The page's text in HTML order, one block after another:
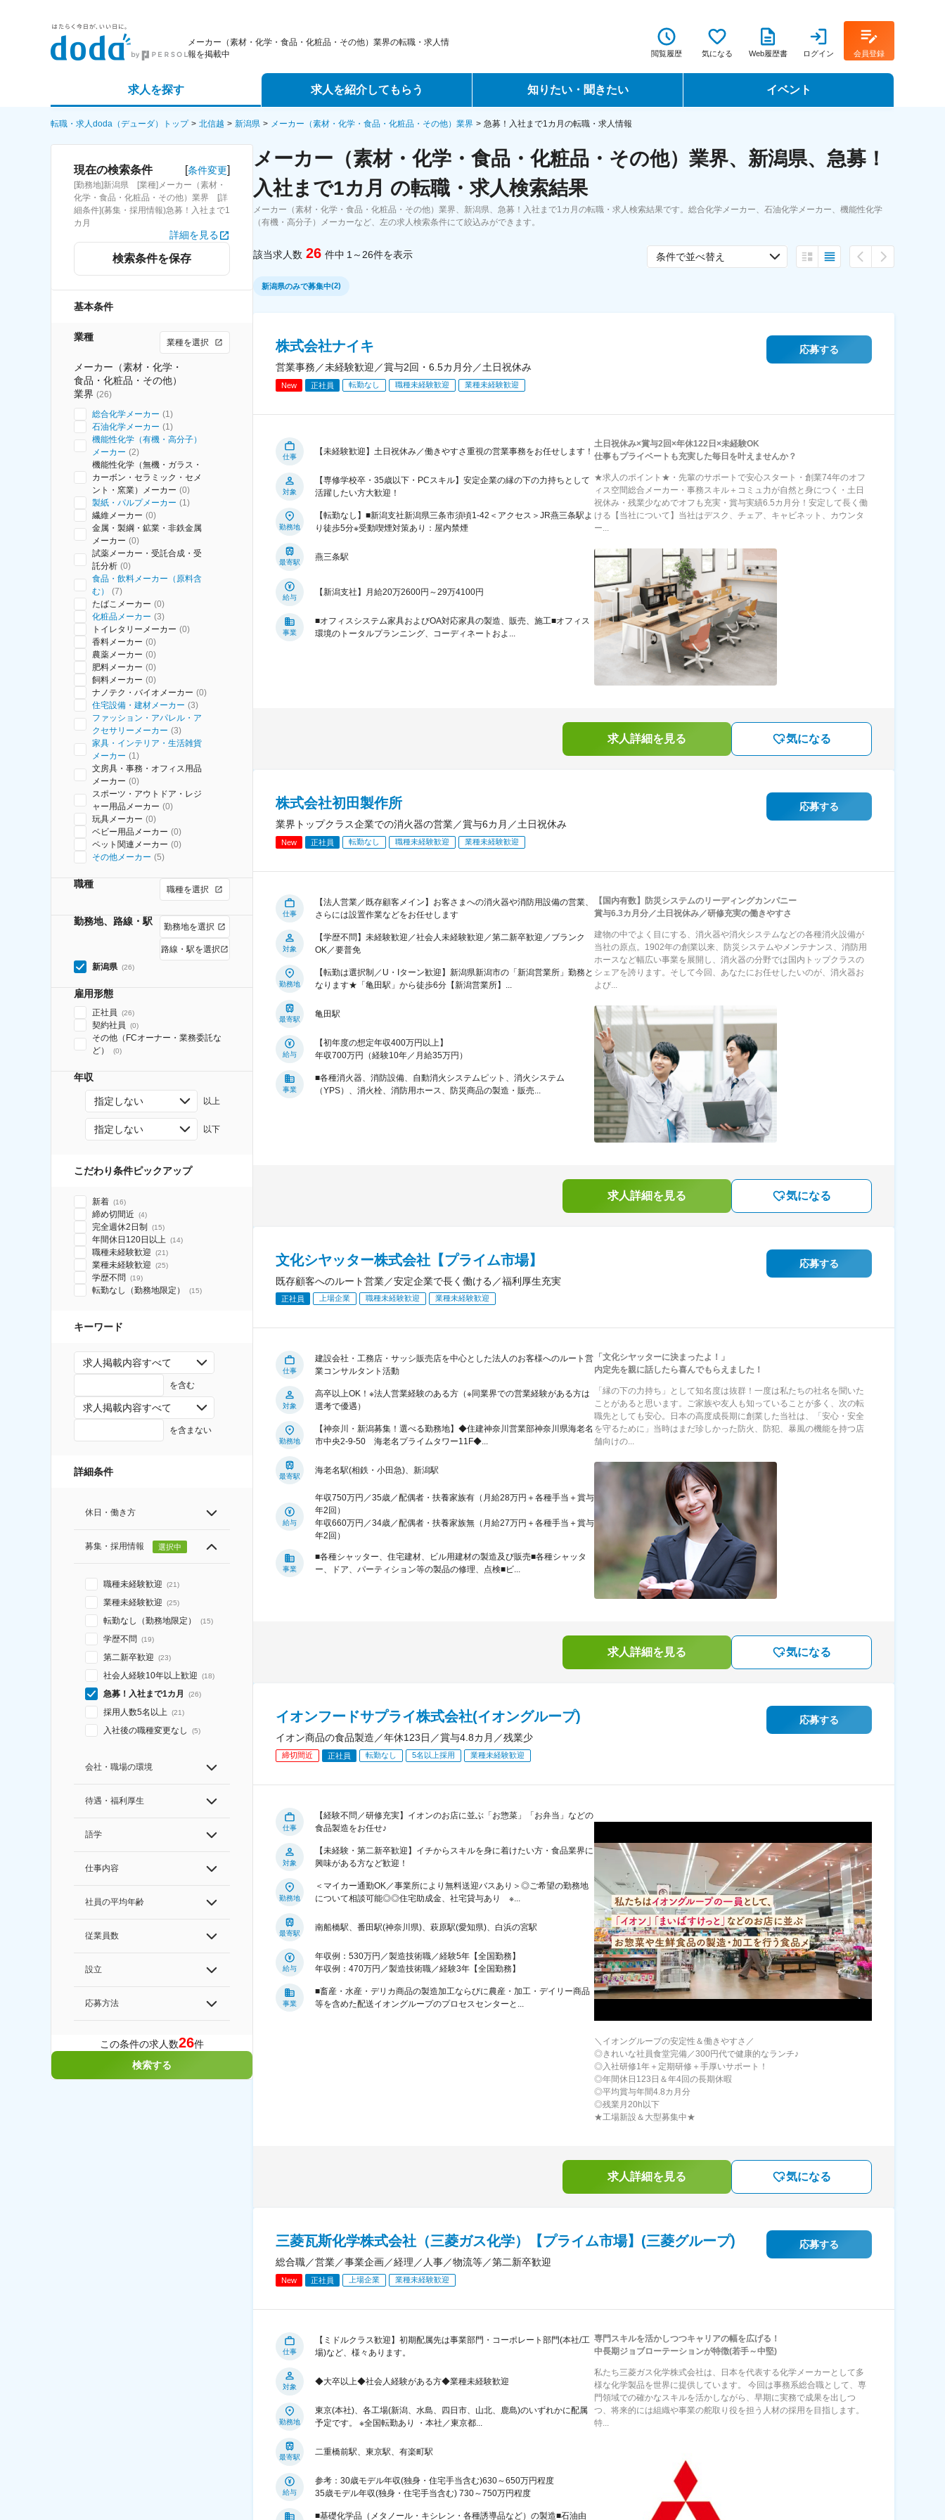
メーカー（素材・化学・食品・化粧品・その他）業界の転職・求人情
報を掲載中
閲覧履歴 気になる Web履歴書 ログイン 会員登録
求人を探す
詳細条件から探す
求人特集から探す
求人を紹介してもらう
エージェントサービス
スカウトサービス
パートナーエージェントサービス
知りたい・聞きたい
転職ノウハウ
データで見る転職
コラム・インタビュー
転職Q&A
イベント
転職フェア
転職・求人doda（デューダ）トップ 北信越 新潟県 メーカー（素材・化学・食品・化粧品・その他）業界 急募！入社まで1カ月の転職・求人情報
現在の検索条件 [条件変更]
[勤務地]新潟県 [業種]メーカー（素材・
化学・食品・化粧品・その他）業界 [詳
細条件](募集・採用情報)急募！入社まで1
カ月
詳細を見る
検索条件を保存
基本条件
業種 業種を選択
メーカー（素材・化学・
食品・化粧品・その他）
業界 (26)
総合化学メーカー (1)
石油化学メーカー (1)
機能性化学（有機・高分子）
メーカー (2)
機能性化学（無機・ガラス・
カーボン・セラミック・セメ
ント・窯業）メーカー (0)
製紙・パルプメーカー (1)
繊維メーカー (0)
金属・製綱・鉱業・非鉄金属
メーカー (0)
試薬メーカー・受託合成・受
託分析 (0)
食品・飲料メーカー（原料含
む）
(7)
たばこメーカー (0)
化粧品メーカー (3)
トイレタリーメーカー (0)
香料メーカー (0)
農薬メーカー (0)
肥料メーカー (0)
飼料メーカー (0)
ナノテク・バイオメーカー (0)
住宅設備・建材メーカー (3)
ファッション・アパレル・ア
クセサリーメーカー (3)
家具・インテリア・生活雑貨
メーカー (1)
文房具・事務・オフィス用品
メーカー (0)
スポーツ・アウトドア・レジ
ャー用品メーカー (0)
玩具メーカー (0)
ベビー用品メーカー (0)
ペット関連メーカー (0)
その他メーカー (5)
職種 職種を選択
勤務地、路線・駅 勤務地を選択
路線・駅を選択
新潟県 (26)
雇用形態
正社員 (26)
契約社員 (0)
その他（FCオーナー・業務委託な
ど）
(0)
年収
指定しない 以上
指定しない 以下
こだわり条件ピックアップ
新着 (16)
締め切間近 (4)
完全週休2日制 (15)
年間休日120日以上 (14)
職種未経験歓迎 (21)
業種未経験歓迎 (25)
学歴不問 (19)
転勤なし（勤務地限定） (15)
キーワード
求人掲載内容すべて
を含む
求人掲載内容すべて
を含まない
詳細条件
休日・働き方
募集・採用情報 選択中
職種未経験歓迎 (21)
業種未経験歓迎 (25)
転勤なし（勤務地限定） (15)
学歴不問 (19)
第二新卒歓迎 (23)
社会人経験10年以上歓迎 (18)
急募！入社まで1カ月 (26)
採用人数5名以上 (21)
入社後の職種変更なし (5)
会社・職場の環境
待遇・福利厚生
語学
仕事内容
社員の平均年齢
従業員数
設立
応募方法
この条件の求人数26件
検索する
メーカー（素材・化学・食品・化粧品・その他）業界、新潟県、急募！
入社まで1カ月 の転職・求人検索結果
メーカー（素材・化学・食品・化粧品・その他）業界、新潟県、急募！入社まで1カ月の転職・求人検索結果です。総合化学メーカー、石油化学メーカー、機能性化学
（有機・高分子）メーカーなど、左の求人検索条件にて絞込みができます。
該当求人数 26 件中 1～26件を表示 条件で並べ替え
新潟県のみで募集中(2)
株式会社ナイキ
営業事務／未経験歓迎／賞与2回・6.5カ月分／土日祝休み
New 正社員 転勤なし 職種未経験歓迎 業種未経験歓迎
応募する
仕事
【未経験歓迎】土日祝休み／働きやすさ重視の営業事務をお任せします！
対象
【専修学校卒・35歳以下・PCスキル】安定企業の縁の下の力持ちとして
活躍したい方大歓迎！
勤務地
【転勤なし】■新潟支社新潟県三条市須頃1-42＜アクセス＞JR燕三条駅よ
り徒歩5分※受動喫煙対策あり：屋内禁煙
最寄駅
燕三条駅
給与
【新潟支社】月給20万2600円～29万4100円
事業
■オフィスシステム家具およびOA対応家具の製造、販売、施工■オフィス
環境のトータルプランニング、コーディネートおよ...
土日祝休み×賞与2回×年休122日×未経験OK
仕事もプライベートも充実した毎日を叶えませんか？
★求人のポイント★・先輩のサポートで安心スタート・創業74年のオフ
ィス空間総合メーカー・事務スキル＋コミュ力が自然と身につく・土日
祝休み・残業少なめでオフも充実・賞与実績6.5カ月分！安定して長く働
ける【当社について】当社はデスク、チェア、キャビネット、カウンタ
ー...
求人詳細を見る 気になる
株式会社初田製作所
業界トップクラス企業での消火器の営業／賞与6カ月／土日祝休み
New 正社員 転勤なし 職種未経験歓迎 業種未経験歓迎
応募する
仕事
【法人営業／既存顧客メイン】お客さまへの消火器や消防用設備の営業、
さらには設置作業などをお任せします
対象
【学歴不問】未経験歓迎／社会人未経験歓迎／第二新卒歓迎／ブランク
OK／要普免
勤務地
【転勤は選択制／U・Iターン歓迎】新潟県新潟市の「新潟営業所」勤務と
なります★「亀田駅」から徒歩6分【新潟営業所】...
最寄駅
亀田駅
給与
【初年度の想定年収400万円以上】
年収700万円（経験10年／月給35万円）
事業
■各種消火器、消防設備、自動消火システムピット、消火システム
（YPS）、消火栓、消防用ホース、防災商品の製造・販売...
【国内有数】防災システムのリーディングカンパニー
賞与6.3カ月分／土日祝休み／研修充実の働きやすさ
建物の中でよく目にする、消火器や消火システムなどの各種消火設備が
当社の原点。1902年の創業以来、防災システムやメンテナンス、消防用
ホースなど幅広い事業を展開し、消火器の分野では国内トップクラスの
シェアを誇ります。そして今回、あなたにお任せしたいのが、消火器お
よび...
求人詳細を見る 気になる
文化シヤッター株式会社【プライム市場】
既存顧客へのルート営業／安定企業で長く働ける／福利厚生充実
正社員 上場企業 職種未経験歓迎 業種未経験歓迎
応募する
仕事
建設会社・工務店・サッシ販売店を中心とした法人のお客様へのルート営
業コンサルタント活動
対象
高卒以上OK！※法人営業経験のある方（※同業界での営業経験がある方は
選考で優遇）
勤務地
【神奈川・新潟募集！選べる勤務地】◆住建神奈川営業部神奈川県海老名
市中央2-9-50 海老名プライムタワー11F◆...
最寄駅
海老名駅(相鉄・小田急)、新潟駅
給与
年収750万円／35歳／配偶者・扶養家族有（月給28万円＋各種手当＋賞与
年2回）
年収660万円／34歳／配偶者・扶養家族無（月給27万円＋各種手当＋賞与
年2回）
事業
■各種シャッター、住宅建材、ビル用建材の製造及び販売■各種シャッタ
ー、ドア、パーティション等の製品の修理、点検■ビ...
「文化シヤッターに決まったよ！」
内定先を親に話したら喜んでもらえました！
「縁の下の力持ち」として知名度は抜群！一度は私たちの社名を聞いた
ことがあると思います。ご家族や友人も知っていることが多く、次の転
職先としても安心。日本の高度成長期に創業した当社は、「安心・安全
を守るために」当時はまだ珍しかった防火、防犯、暴風の機能を持つ店
舗向けの...
求人詳細を見る 気になる
イオンフードサプライ株式会社(イオングループ)
イオン商品の食品製造／年休123日／賞与4.8カ月／残業少
締切間近 正社員 転勤なし 5名以上採用 業種未経験歓迎
応募する
仕事
【経験不問／研修充実】イオンのお店に並ぶ「お惣菜」「お弁当」などの
食品製造をお任せ♪
対象
【未経験・第二新卒歓迎】イチからスキルを身に着けたい方・食品業界に
興味がある方など歓迎！
勤務地
＜マイカー通勤OK／事業所により無料送迎バスあり＞◎ご希望の勤務地
について相談可能◎◎住宅助成金、社宅貸与あり ※...
最寄駅
南船橋駅、番田駅(神奈川県)、萩原駅(愛知県)、白浜の宮駅
給与
年収例：530万円／製造技術職／経験5年【全国勤務】
年収例：470万円／製造技術職／経験3年【全国勤務】
事業
■畜産・水産・デリカ商品の製造加工ならびに農産・加工・デイリー商品
等を含めた配送イオングループのプロセスセンターと...
＼イオングループの安定性＆働きやすさ／
◎きれいな社員食堂完備／300円代で健康的なランチ♪
◎入社研修1年＋定期研修＋手厚いサポート！
◎年間休日123日＆年4回の長期休暇
◎平均賞与年間4.8カ月分
◎残業月20h以下
★工場新設＆大型募集中★
求人詳細を見る 気になる
三菱瓦斯化学株式会社（三菱ガス化学）【プライム市場】(三菱グループ)
総合職／営業／事業企画／経理／人事／物流等／第二新卒歓迎
New 正社員 上場企業 業種未経験歓迎
応募する
仕事
【ミドルクラス歓迎】初期配属先は事業部門・コーポレート部門(本社/工
場)など、様々あります。
対象
◆大卒以上◆社会人経験がある方◆業種未経験歓迎
勤務地
東京(本社)、各工場(新潟、水島、四日市、山北、鹿島)のいずれかに配属
予定です。 ※全国転勤あり ・本社／東京都...
最寄駅
二重橋前駅、東京駅、有楽町駅
給与
参考：30歳モデル年収(独身・住宅手当含む)630～650万円程度
35歳モデル年収(独身・住宅手当含む) 730～750万円程度
■基礎化学品（メタノール・キシレン・各種誘導品など）の製造■石油由
専門スキルを活かしつつキャリアの幅を広げる！
中長期ジョブローテーションが特徴(若手～中堅)
私たち三菱ガス化学株式会社は、日本を代表する化学メーカーとして多
様な化学製品を世界に提供しています。 今回は事務系総合職として、専
門領域での確かなスキルを活かしながら、早期に実務で成果を出しつ
つ、将来的には組織や事業の舵取り役を担う人材の採用を目指します。
特...